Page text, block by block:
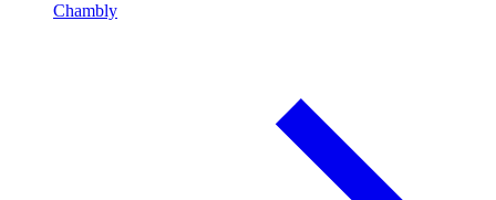
Chambly